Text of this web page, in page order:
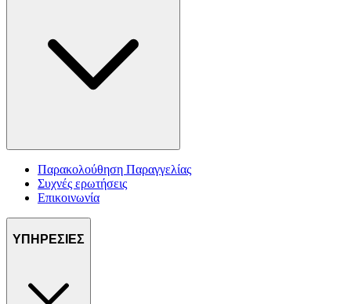
Παρακολούθηση Παραγγελίας
Συχνές ερωτήσεις
Επικοινωνία
ΥΠΗΡΕΣΙΕΣ